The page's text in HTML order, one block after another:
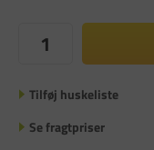
Tilføj huskeliste
Se fragtpriser